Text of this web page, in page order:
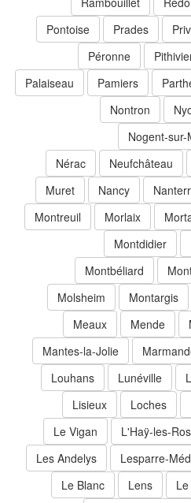
Prades
Pontoise
Péronne
Pamiers
Palaiseau
Nontron
Nogent-
Neufchâteau
Nérac
Nancy
Muret
Morlaix
Montreuil
Montdidier
Montbéliard
Montargis
Molsheim
Mende
Meaux
Mantes-la-Jolie
Lunéville
Louhans
Loches
Lisieux
L'Haÿ-les-
Le Vigan
Lesparre-
Les Andelys
Lens
Le Blanc